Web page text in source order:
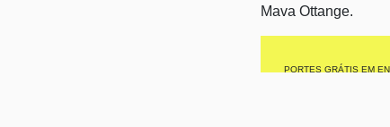
Mava Ottange.
PORTES GRÁTIS EM